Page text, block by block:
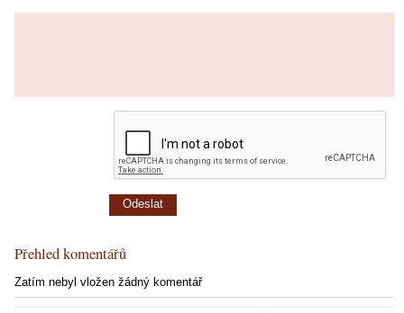
Přehled komentářů
Zatím nebyl vložen žádný komentář